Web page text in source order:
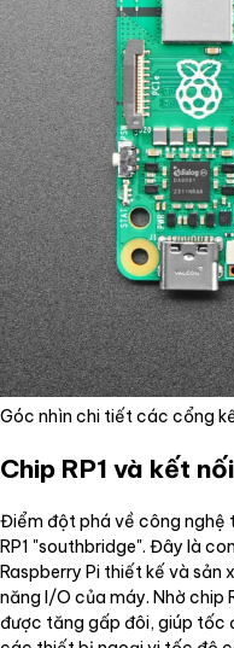
Góc nhìn chi tiết các cổng
Chip RP1 và kết
Điểm đột phá về công nghệ
RP1 "southbridge". Đây là
Raspberry Pi thiết kế và sản
năng I/O của máy. Nhờ chip
được tăng gấp đôi, giúp tốc